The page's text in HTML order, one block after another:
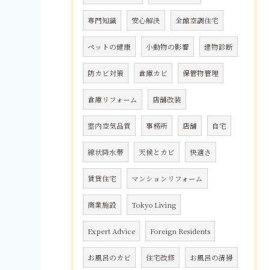
専門知識 安心解決 全館空調住宅
ペットの健康 小動物の影響 建物診断
防カビ対策 倉庫カビ 保管物管理
倉庫リフォーム 店舗改装
室内空気品質 事務所 店舗 自宅
線状降水帯 天候とカビ 快適さ
賃貸住宅 マンションリフォーム
商業施設 Tokyo Living
Expert Advice Foreign Residents
お風呂のカビ 住宅改修 お風呂の清掃